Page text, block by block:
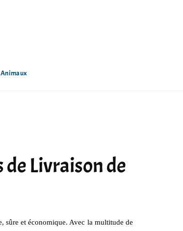
Animaux
Livraison de
sûre et économique. Avec la multitude de